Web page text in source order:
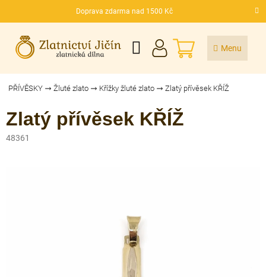
Doprava zdarma nad 1500 Kč
CZK
NÁKUPNÍ
KOŠÍK
PŘÍVĚSKY Žluté zlato Křížky žluté zlato Zlatý přívěsek KŘÍŽ
Zlatý přívěsek KŘÍŽ
48361